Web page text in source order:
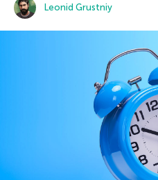
Leonid Grustniy